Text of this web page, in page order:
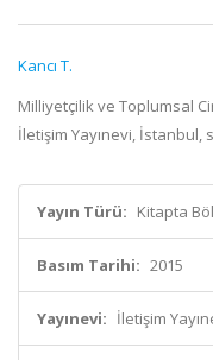
Kancı T.
Milliyetçilik ve Toplumsal
İletişim Yayınevi, İstanbul,
Yayın Türü: Kitapta
Basım Tarihi: 2015
Yayınevi: İletişim